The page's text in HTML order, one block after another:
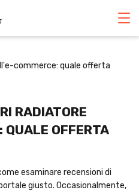
commerce: quale offerta
RADIATORE
QUALE OFFERTA
esaminare recensioni di
giusto. Occasionalmente,